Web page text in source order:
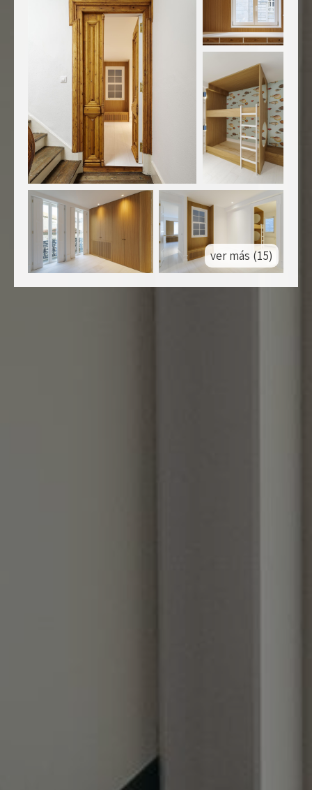
ver más (15)